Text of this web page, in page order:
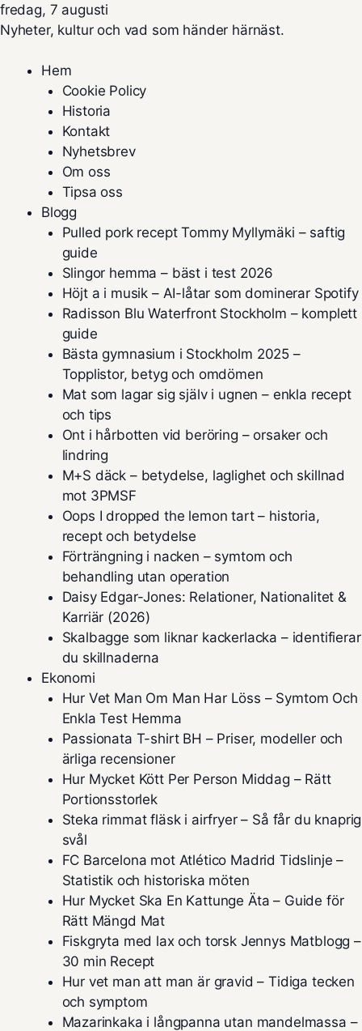
fredag, 7 augusti
Nyheter, kultur och vad som händer härnäst.
Hem
Cookie Policy
Historia
Kontakt
Nyhetsbrev
Om oss
Tipsa oss
Blogg
Pulled pork recept Tommy Myllymäki – saftig
guide
Slingor hemma – bäst i test 2026
Höjt a i musik – AI-låtar som dominerar Spotify
Radisson Blu Waterfront Stockholm – komplett
guide
Bästa gymnasium i Stockholm 2025 –
Topplistor, betyg och omdömen
Mat som lagar sig själv i ugnen – enkla recept
och tips
Ont i hårbotten vid beröring – orsaker och
lindring
M+S däck – betydelse, laglighet och skillnad
mot 3PMSF
Oops I dropped the lemon tart – historia,
recept och betydelse
Förträngning i nacken – symtom och
behandling utan operation
Daisy Edgar-Jones: Relationer, Nationalitet &
Karriär (2026)
Skalbagge som liknar kackerlacka – identifierar
du skillnaderna
Ekonomi
Hur Vet Man Om Man Har Löss – Symtom Och
Enkla Test Hemma
Passionata T-shirt BH – Priser, modeller och
ärliga recensioner
Hur Mycket Kött Per Person Middag – Rätt
Portionsstorlek
Steka rimmat fläsk i airfryer – Så får du knaprig
svål
FC Barcelona mot Atlético Madrid Tidslinje –
Statistik och historiska möten
Hur Mycket Ska En Kattunge Äta – Guide för
Rätt Mängd Mat
Fiskgryta med lax och torsk Jennys Matblogg –
30 min Recept
Hur vet man att man är gravid – Tidiga tecken
och symptom
Mazarinkaka i långpanna utan mandelmassa –